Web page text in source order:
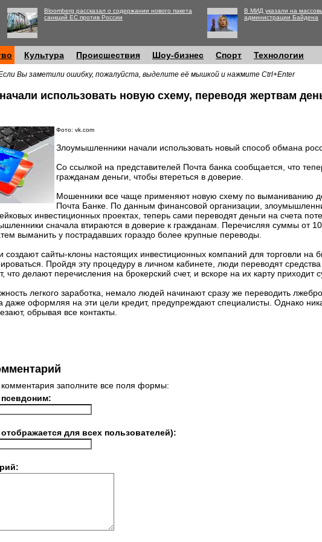
Bloomberg рассказал о содержании нового пакета
санкций ЕС против России
В МИД указали на
администрации Байдена
Культура Происшествия Шоу-бизнес Спорт Технологии
Вы заметили ошибку, пожалуйста, выделите её мышкой и нажмите Ctrl+Enter
использовать новую схему, переводя жертвам
Фото: vk.com
Злоумышленники начали использовать новый способ обмана
Со ссылкой на представителей Почта банка сообщается, что
гражданам деньги, чтобы втереться в доверие.
Мошенники все чаще применяют новую схему по выманиванию
Почта Банке. По данным финансовой организации,
инвестиционных проектах, теперь сами переводят деньги на счета
сначала втираются в доверие к гражданам. Перечисляя суммы от
выманить у пострадавших гораздо более крупные переводы.
сайты-клоны настоящих инвестиционных компаний для торговли на
Пройдя эту процедуру в личном кабинете, люди переводят
что делают перечисления на брокерский счет, и вскоре на их карту приходит
легкого заработка, немало людей начинают сразу же переводить
даже оформляя на эти цели кредит, предупреждают специалисты. Однако
обрывая все контакты.
заполните все поля формы:
для всех пользователей):